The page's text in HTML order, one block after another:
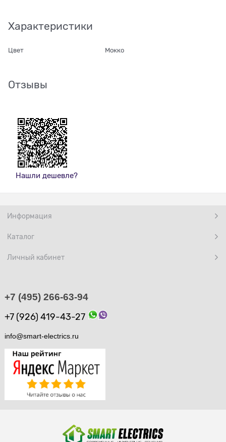
Характеристики
Цвет Мокко
Отзывы
Нашли дешевле?
Информация
Каталог
Личный кабинет
+7 (495) 266-63-94
+7 (926) 419-43-27
info@smart-electrics.ru